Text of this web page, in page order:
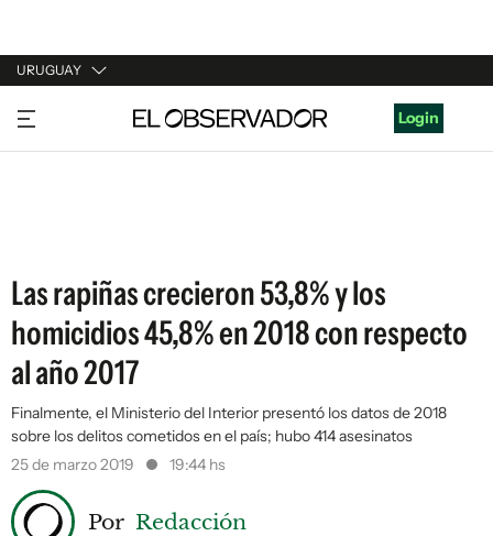
URUGUAY
URUGUAY
ARGENTINA
Login
Las rapiñas crecieron 53,8% y los
homicidios 45,8% en 2018 con respecto
al año 2017
Finalmente, el Ministerio del Interior presentó los datos de 2018
sobre los delitos cometidos en el país; hubo 414 asesinatos
25 de marzo 2019
19:44 hs
Por Redacción